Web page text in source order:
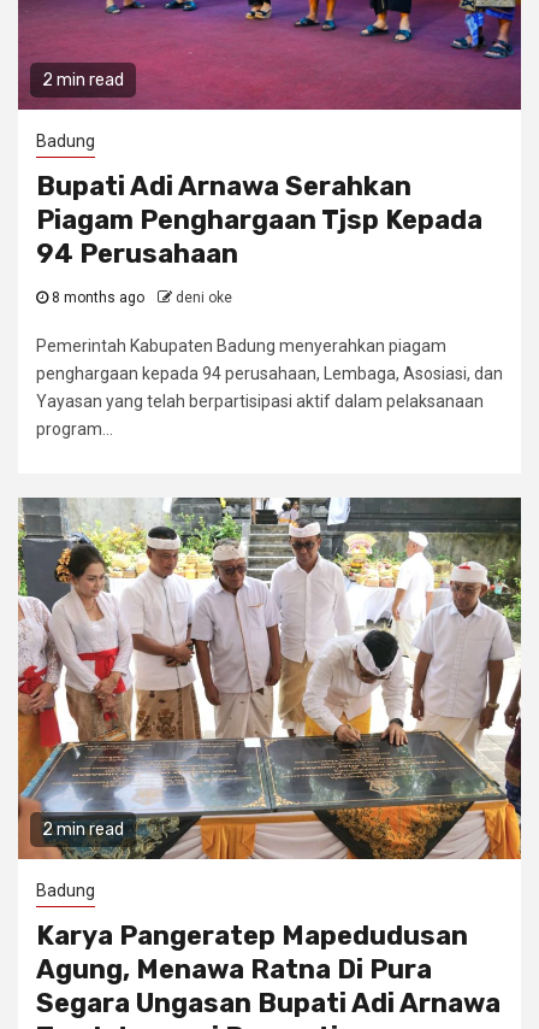
2 min read
Badung
Bupati Adi Arnawa Serahkan
Piagam Penghargaan Tjsp Kepada
94 Perusahaan
8 months ago deni oke
Pemerintah Kabupaten Badung menyerahkan piagam
penghargaan kepada 94 perusahaan, Lembaga, Asosiasi, dan
Yayasan yang telah berpartisipasi aktif dalam pelaksanaan
program...
2 min read
Badung
Karya Pangeratep Mapedudusan
Agung, Menawa Ratna Di Pura
Segara Ungasan Bupati Adi Arnawa